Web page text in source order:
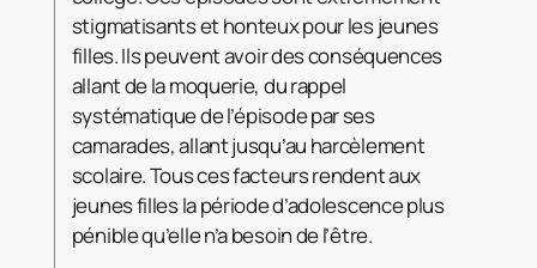
stigmatisants et honteux pour les jeunes
filles. Ils peuvent avoir des conséquences
allant de la moquerie, du rappel
systématique de l’épisode par ses
camarades, allant jusqu’au harcèlement
scolaire. Tous ces facteurs rendent aux
jeunes filles la période d’adolescence plus
pénible qu’elle n’a besoin de l’être.